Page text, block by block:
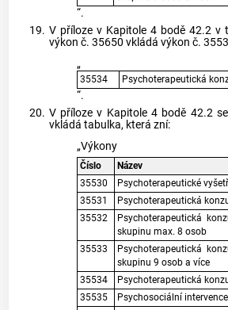
“.
19. V příloze v Kapitole 4 bodě 42.2 v
výkon č. 35650 vkládá výkon č.
„
35534 Psychoterapeutická
“.
20. V příloze v Kapitole 4 bodě 42.2
vkládá tabulka, která zní:
„Výkony
Číslo
Název
35530
Psychoterapeutické
35531
Psychoterapeutická
35532
Psychoterapeutická
skupinu max. 8 osob
35533
Psychoterapeutická
skupinu 9 osob a více
35534
Psychoterapeutická
35535
Psychosociální